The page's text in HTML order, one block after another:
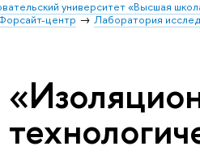
университет «Высшая
центр Лаборатория